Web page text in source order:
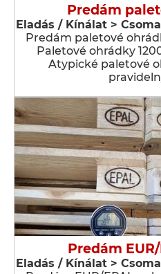
Predám
Eladás / Kínálat >
Predám paletové
Paletové ohrádky
Atypické paletové
Predám
Eladás / Kínálat >